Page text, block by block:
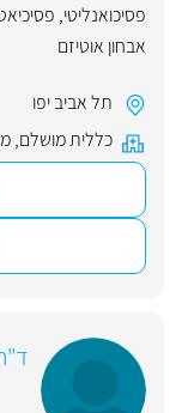
פסיכואנליטי,
אבחון אוטיזם
תל אביב יפו
כללית מושלם,